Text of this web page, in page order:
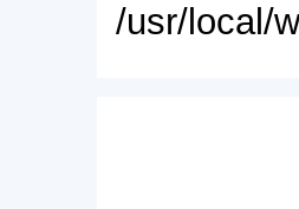
/usr/local/